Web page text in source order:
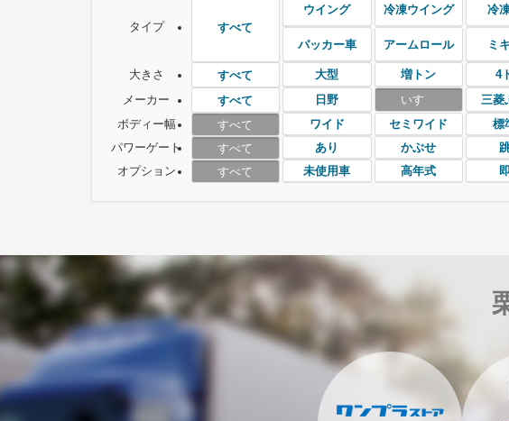
タイプ すべて
ウイング 冷凍ウイング 冷
パッカー車 アームロール ミ
大きさ
すべて 大型 増トン 4
メーカー
すべて 日野 いすゞ 三菱
ボディー幅
すべて ワイド セミワイド 標
パワーゲート
すべて あり かぶせ
オプション
すべて 未使用車 高年式